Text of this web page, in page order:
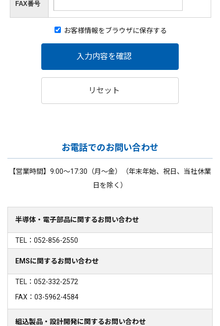
FAX番号
お客様情報をブラウザに保存する
入力内容を確認
リセット
お電話でのお問い合わせ
【営業時間】9:00～17:30（月～金）（年末年始、祝日、当社休業
日を除く）
半導体・電子部品に関するお問い合わせ
TEL：052-856-2550
EMSに関するお問い合わせ
TEL：052-332-2572
FAX：03-5962-4584
組込製品・設計開発に関するお問い合わせ